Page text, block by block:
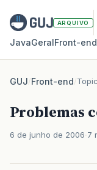
ARQUIVO
JavaGeralFront‑end
GUJ/Front-end/
Problemas
6 de junho de 2006 7